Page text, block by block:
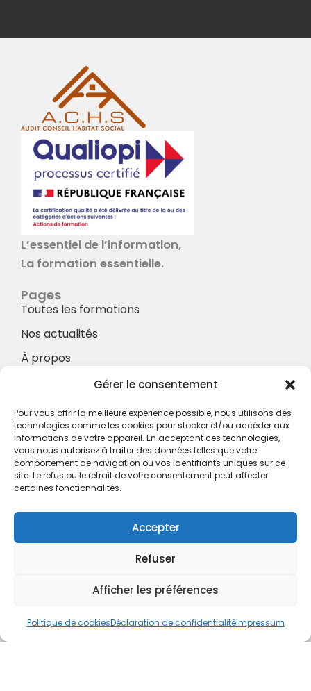
Gérer le consentement
Pour vous offrir la meilleure expérience possible, nous utilisons des
technologies comme les cookies pour stocker et/ou accéder aux
informations de votre appareil. En acceptant ces technologies,
vous nous autorisez à traiter des données telles que votre
comportement de navigation ou vos identifiants uniques sur ce
site. Le refus ou le retrait de votre consentement peut affecter
certaines fonctionnalités.
Accepter
Refuser
Afficher les préférences
Politique de cookiesDéclaration de confidentialitéImpressum
L’essentiel de l’information,
La formation essentielle.
Pages
Toutes les formations
Nos actualités
À propos
À propos
Hotel à proximité
Politique de confidentialité
CGV
cboukris@habitat-social.com